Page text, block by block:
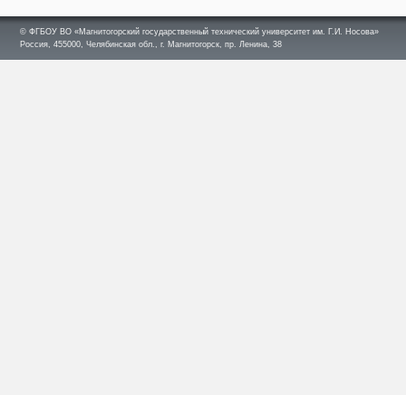
© ФГБОУ ВО «Магнитогорский государственный технический университет им. Г.И. Носова»
Россия, 455000, Челябинская обл., г. Магнитогорск, пр. Ленина, 38